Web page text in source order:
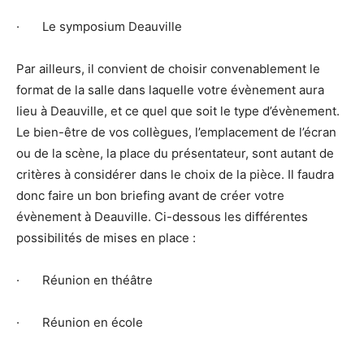
· Le symposium Deauville
Par ailleurs, il convient de choisir convenablement le
format de la salle dans laquelle votre évènement aura
lieu à Deauville, et ce quel que soit le type d’évènement.
Le bien-être de vos collègues, l’emplacement de l’écran
ou de la scène, la place du présentateur, sont autant de
critères à considérer dans le choix de la pièce. Il faudra
donc faire un bon briefing avant de créer votre
évènement à Deauville. Ci-dessous les différentes
possibilités de mises en place :
· Réunion en théâtre
· Réunion en école